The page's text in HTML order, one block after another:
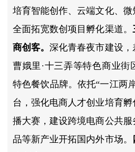
培育智能创作、云端文化、微
全面拓宽数创项目孵化渠道。
商创客。深化青春夜市建设，
曹娥里·十三弄等特色商业街
特色餐饮品牌。依托“一江两
台，强化电商人才创业培育
播大赛，建设跨境电商公共服
品等新产业开拓国内外市场。